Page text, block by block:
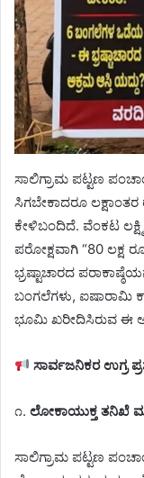
ಸಾಲಿಗ್ರಾಮ ಪಟ್ಟಣ
ಸಿಗಬೇಕಾದರೂ
ಕೇಳಿಬಂದಿದೆ. ವೆಂಕಟ
ಪರೋಕ್ಷವಾಗಿ “80 ಲಕ್ಷ
ಭ್ರಷ್ಟಾಚಾರದ
ಬಂಗಲೆಗಳು, ಐಷಾರಾಮಿ
ಭೂಮಿ ಖರೀದಿಸಿರುವ ಈ
ಸಾರ್ವಜನಿಕರ ಉಗ್ರ
೧. ಲೋಕಾಯುಕ್ತ ತನಿಖೆ
ಸಾಲಿಗ್ರಾಮ ಪಟ್ಟಣ